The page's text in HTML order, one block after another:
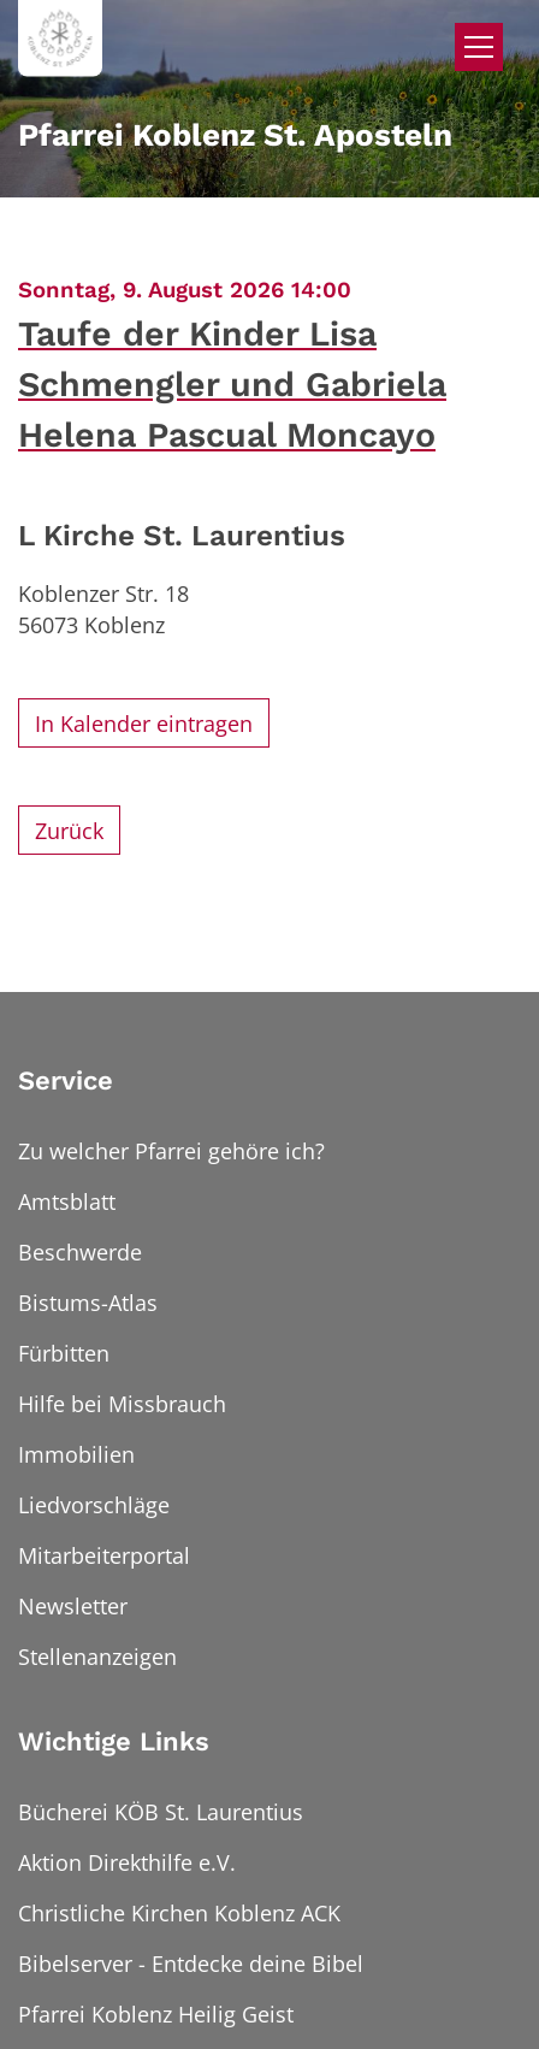
Zum Inhalt springen
Pfarrei Koblenz St. Aposteln
Sonntag, 9. August 2026 14:00
Taufe der Kinder Lisa
Schmengler und Gabriela
Helena Pascual Moncayo
L Kirche St. Laurentius
Koblenzer Str. 18
56073 Koblenz
In Kalender eintragen
Zurück
Service
Zu welcher Pfarrei gehöre ich?
Amtsblatt
Beschwerde
Bistums-Atlas
Fürbitten
Hilfe bei Missbrauch
Immobilien
Liedvorschläge
Mitarbeiterportal
Newsletter
Stellenanzeigen
Wichtige Links
Bücherei KÖB St. Laurentius
Aktion Direkthilfe e.V.
Christliche Kirchen Koblenz ACK
Bibelserver - Entdecke deine Bibel
Pfarrei Koblenz Heilig Geist